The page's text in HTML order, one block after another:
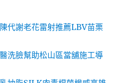
代謝老花雷射推薦LBV苗栗
洗臉幫助松山區當舖施工導